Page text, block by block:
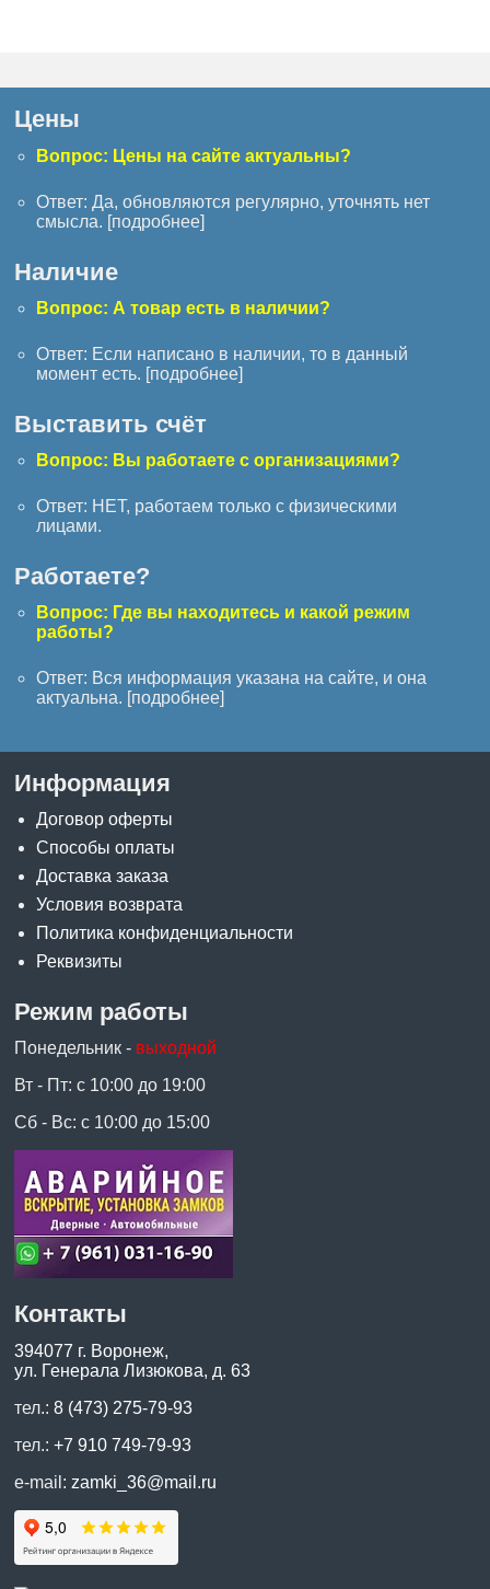
Цены
Вопрос: Цены на сайте актуальны?
Ответ: Да, обновляются регулярно, уточнять нет
смысла. [подробнее]
Наличие
Вопрос: А товар есть в наличии?
Ответ: Если написано в наличии, то в данный
момент есть. [подробнее]
Выставить счёт
Вопрос: Вы работаете с организациями?
Ответ: НЕТ, работаем только с физическими
лицами.
Работаете?
Вопрос: Где вы находитесь и какой режим
работы?
Ответ: Вся информация указана на сайте, и она
актуальна. [подробнее]
Информация
Договор оферты
Способы оплаты
Доставка заказа
Условия возврата
Политика конфиденциальности
Реквизиты
Режим работы
Понедельник - выходной
Вт - Пт: с 10:00 до 19:00
Сб - Вс: с 10:00 до 15:00
Контакты
394077 г. Воронеж,
ул. Генерала Лизюкова, д. 63
тел.:8 (473) 275-79-93
тел.:+7 910 749-79-93
e-mail: zamki_36@mail.ru